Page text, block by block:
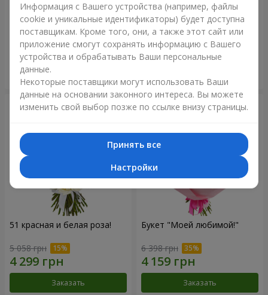
51 белая роза
5 075 грн
Букет "Tokio" из 51 белой
хризантемы
8 460 грн
51 красная и белая роза!
5 058 грн
Заказать
Букет "Моей любимой!"
6 398 грн
Заказать
Информация с Вашего устройства (например, файлы
cookie и уникальные идентификаторы) будет доступна
поставщикам. Кроме того, они, а также этот сайт или
приложение смогут сохранять информацию с Вашего
устройства и обрабатывать Ваши персональные
данные.
Некоторые поставщики могут использовать Ваши
данные на основании законного интереса. Вы можете
изменить свой выбор позже по ссылке внизу страницы.
Принять все
Настройки